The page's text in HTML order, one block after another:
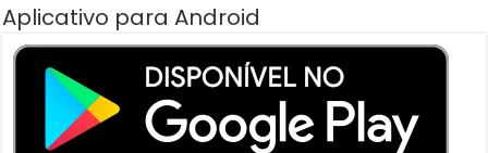
Aplicativo para Android